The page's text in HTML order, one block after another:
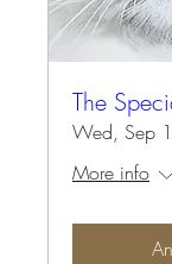
The
Wed, Sep
More info